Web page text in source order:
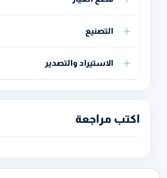
التصنيع
الاستيراد والتصدير
اكتب مراجعة